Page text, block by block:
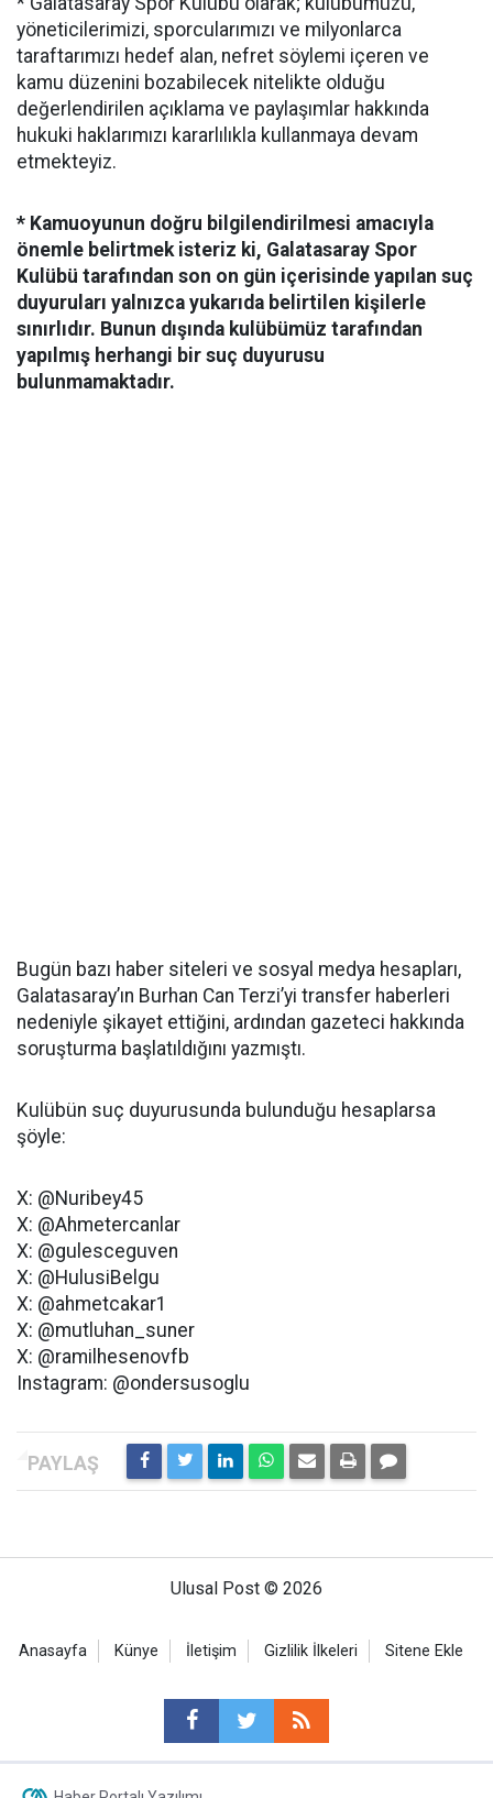
yöneticilerimizi, sporcularımızı ve milyonlarca
taraftarımızı hedef alan, nefret söylemi içeren ve
kamu düzenini bozabilecek nitelikte olduğu
değerlendirilen açıklama ve paylaşımlar hakkında
hukuki haklarımızı kararlılıkla kullanmaya devam
etmekteyiz.
* Kamuoyunun doğru bilgilendirilmesi amacıyla
önemle belirtmek isteriz ki, Galatasaray Spor
Kulübü tarafından son on gün içerisinde yapılan suç
duyuruları yalnızca yukarıda belirtilen kişilerle
sınırlıdır. Bunun dışında kulübümüz tarafından
yapılmış herhangi bir suç duyurusu
bulunmamaktadır.
Bugün bazı haber siteleri ve sosyal medya hesapları,
Galatasaray’ın Burhan Can Terzi’yi transfer haberleri
nedeniyle şikayet ettiğini, ardından gazeteci hakkında
soruşturma başlatıldığını yazmıştı.
Kulübün suç duyurusunda bulunduğu hesaplarsa
şöyle:
X: @Nuribey45
X: @Ahmetercanlar
X: @gulesceguven
X: @HulusiBelgu
X: @ahmetcakar1
X: @mutluhan_suner
X: @ramilhesenovfb
Instagram: @ondersusoglu
Ulusal Post © 2026
Anasayfa Künye İletişim Gizlilik İlkeleri Sitene Ekle